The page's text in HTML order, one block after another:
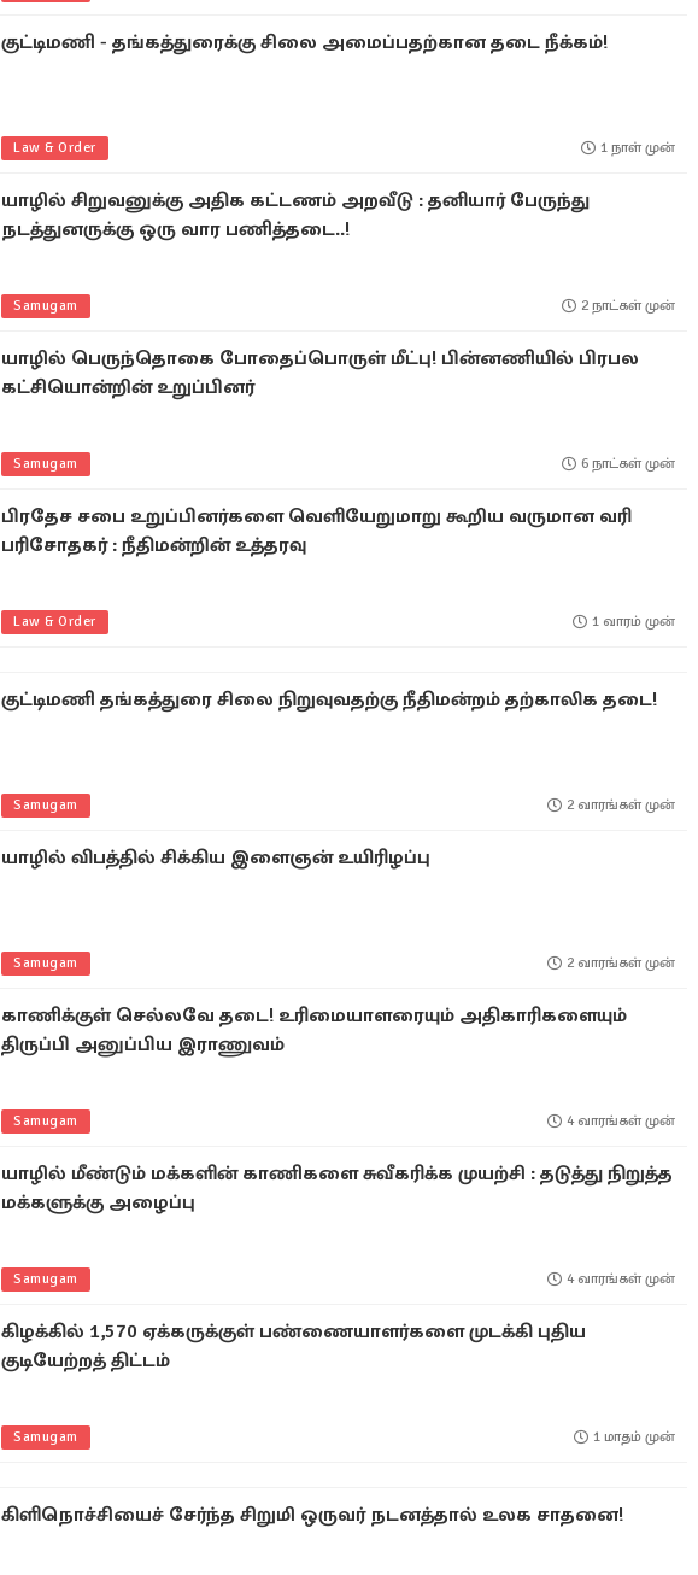
குட்டிமணி - தங்கத்துரைக்கு சிலை அமைப்பதற்கான தடை நீக்கம்!
Law & Order 1 நாள் முன்
யாழில் சிறுவனுக்கு அதிக கட்டணம் அறவீடு : தனியார் பேருந்து
நடத்துனருக்கு ஒரு வார பணித்தடை..!
Samugam 2 நாட்கள் முன்
யாழில் பெருந்தொகை போதைப்பொருள் மீட்பு! பின்னணியில் பிரபல
கட்சியொன்றின் உறுப்பினர்
Samugam 6 நாட்கள் முன்
பிரதேச சபை உறுப்பினர்களை வெளியேறுமாறு கூறிய வருமான வரி
பரிசோதகர் : நீதிமன்றின் உத்தரவு
Law & Order 1 வாரம் முன்
குட்டிமணி தங்கத்துரை சிலை நிறுவுவதற்கு நீதிமன்றம் தற்காலிக தடை!
Samugam 2 வாரங்கள் முன்
யாழில் விபத்தில் சிக்கிய இளைஞன் உயிரிழப்பு
Samugam 2 வாரங்கள் முன்
காணிக்குள் செல்லவே தடை! உரிமையாளரையும் அதிகாரிகளையும்
திருப்பி அனுப்பிய இராணுவம்
Samugam 4 வாரங்கள் முன்
யாழில் மீண்டும் மக்களின் காணிகளை சுவீகரிக்க முயற்சி : தடுத்து நிறுத்த
மக்களுக்கு அழைப்பு
Samugam 4 வாரங்கள் முன்
கிழக்கில் 1,570 ஏக்கருக்குள் பண்ணையாளர்களை முடக்கி புதிய
குடியேற்றத் திட்டம்
Samugam 1 மாதம் முன்
கிளிநொச்சியைச் சேர்ந்த சிறுமி ஒருவர் நடனத்தால் உலக சாதனை!